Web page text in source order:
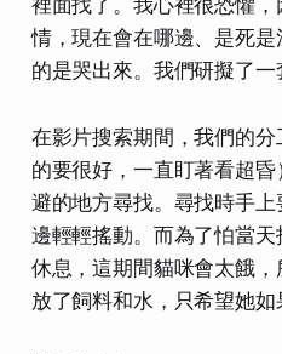
裡面找了。我心裡很恐懼
情，現在會在哪邊、是死
的是哭出來。我們研擬了一
在影片搜索期間，我們的
的要很好，一直盯著看超
避的地方尋找。尋找時手
邊輕輕搖動。而為了怕當
休息，這期間貓咪會太餓
放了飼料和水，只希望她如